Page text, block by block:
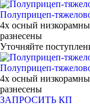
Полуприцеп-
4х осный
разнесены
Уточняйте
Полуприцеп-
4х осный
разнесены
ЗАПРОСИТЬ КП